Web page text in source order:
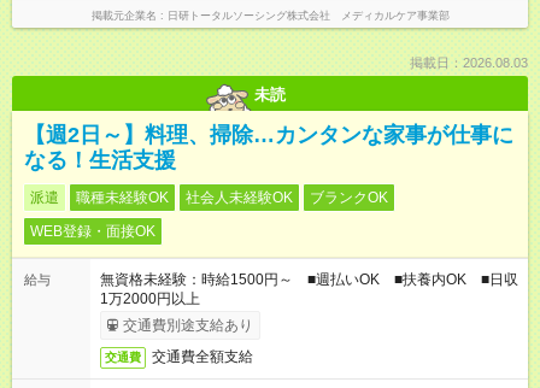
掲載元企業名 日研トータルソーシング株式会社 メディカルケア事業部
掲載日：2026.08.03
未読
【週2日～】料理、掃除…カンタンな家事が仕事に
なる！生活支援
派遣 職種未経験OK 社会人未経験OK
ブランクOK
WEB登録・面接OK
給与
無資格未経験：時給1500円～ ■週払いOK ■扶養内OK ■日収
1万2000円以上
交通費別途支給あり
交通費 交通費全額支給